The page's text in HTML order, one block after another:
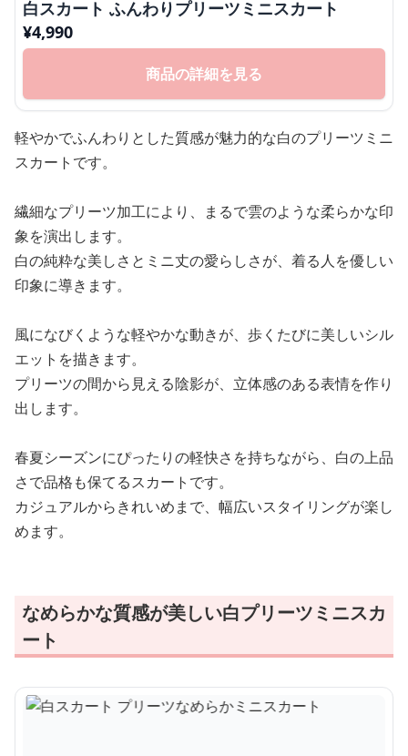
白スカート ふんわりプリーツミニスカート
¥4,990
商品の詳細を見る
軽やかでふんわりとした質感が魅力的な白のプリーツミニ
スカートです。
繊細なプリーツ加工により、まるで雲のような柔らかな印
象を演出します。
白の純粋な美しさとミニ丈の愛らしさが、着る人を優しい
印象に導きます。
風になびくような軽やかな動きが、歩くたびに美しいシル
エットを描きます。
プリーツの間から見える陰影が、立体感のある表情を作り
出します。
春夏シーズンにぴったりの軽快さを持ちながら、白の上品
さで品格も保てるスカートです。
カジュアルからきれいめまで、幅広いスタイリングが楽し
めます。
なめらかな質感が美しい白プリーツミニスカ
ート